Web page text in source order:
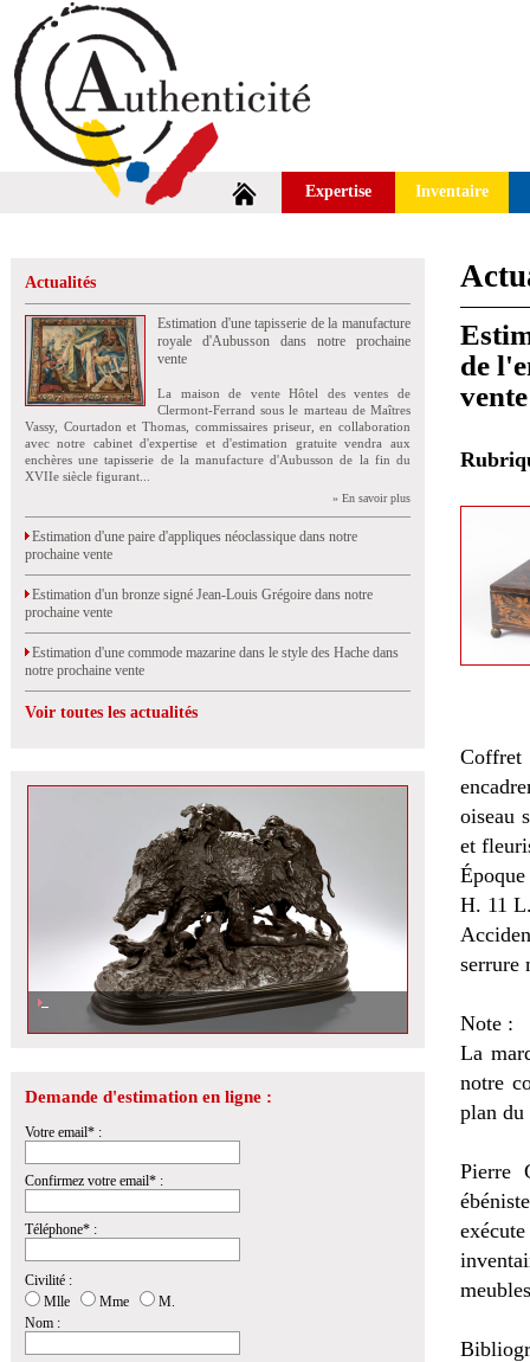
Expertise Inventaire
Actualités
Estimation d'une tapisserie de la manufacture
royale d'Aubusson dans notre prochaine
vente
La maison de vente Hôtel des ventes de
Clermont-Ferrand sous le marteau de Maîtres
Vassy, Courtadon et Thomas, commissaires priseur, en collaboration
avec notre cabinet d'expertise et d'estimation gratuite vendra aux
enchères une tapisserie de la manufacture d'Aubusson de la fin du
XVIIe siècle figurant...
» En savoir plus
Estimation d'une paire d'appliques néoclassique dans notre
prochaine vente
Estimation d'un bronze signé Jean-Louis Grégoire dans notre
prochaine vente
Estimation d'une commode mazarine dans le style des Hache dans
notre prochaine vente
Voir toutes les actualités
Demande d'estimation en ligne :
Votre email* :
Confirmez votre email* :
Téléphone* :
Civilité :
Mlle
Mme
M.
Nom :
de
oiseau
et
H. 11
serrure
Note :
La
notre
plan
Pierre